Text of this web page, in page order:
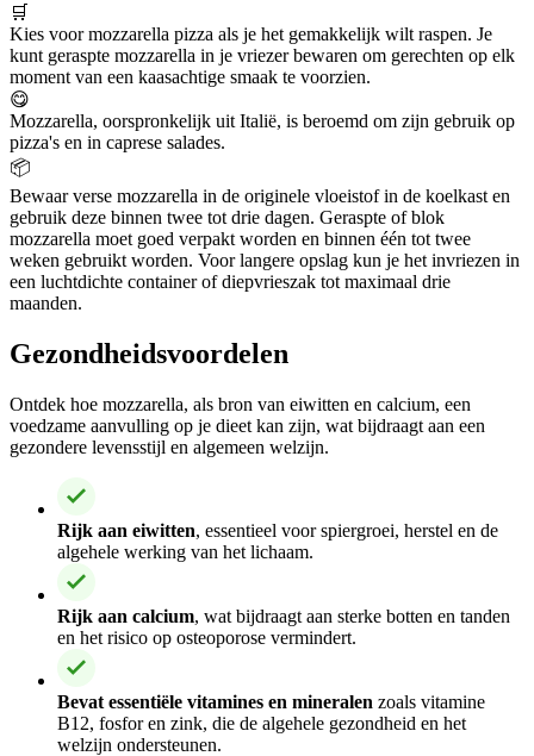
🛒
Kies voor mozzarella pizza als je het gemakkelijk wilt raspen. Je
kunt geraspte mozzarella in je vriezer bewaren om gerechten op elk
moment van een kaasachtige smaak te voorzien.
😋
Mozzarella, oorspronkelijk uit Italië, is beroemd om zijn gebruik op
pizza's en in caprese salades.
📦
Bewaar verse mozzarella in de originele vloeistof in de koelkast en
gebruik deze binnen twee tot drie dagen. Geraspte of blok
mozzarella moet goed verpakt worden en binnen één tot twee
weken gebruikt worden. Voor langere opslag kun je het invriezen in
een luchtdichte container of diepvrieszak tot maximaal drie
maanden.
Gezondheidsvoordelen
Ontdek hoe mozzarella, als bron van eiwitten en calcium, een
voedzame aanvulling op je dieet kan zijn, wat bijdraagt aan een
gezondere levensstijl en algemeen welzijn.
Rijk aan eiwitten, essentieel voor spiergroei, herstel en de
algehele werking van het lichaam.
Rijk aan calcium, wat bijdraagt aan sterke botten en tanden
en het risico op osteoporose vermindert.
Bevat essentiële vitamines en mineralen zoals vitamine
B12, fosfor en zink, die de algehele gezondheid en het
welzijn ondersteunen.